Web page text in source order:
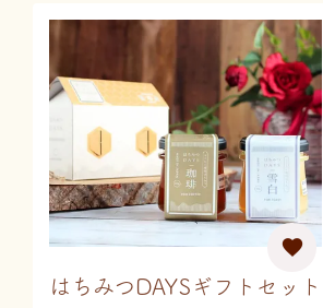
はちみつDAYSギフトセット